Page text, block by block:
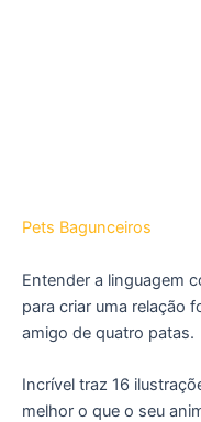
Pets Bagunceiros
Entender a linguagem
para criar uma relação
amigo de quatro patas.
Incrível traz 16
melhor o que o seu